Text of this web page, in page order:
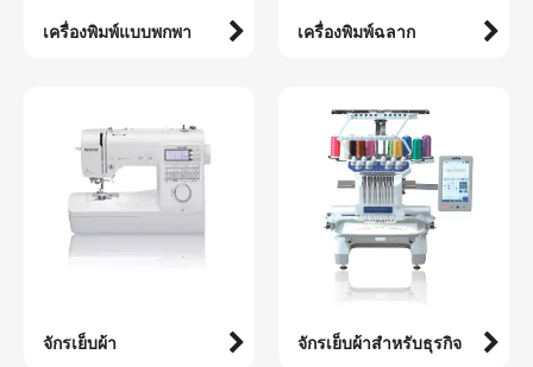
เครื่องพิมพ์แบบพกพา เครื่องพิมพ์ฉลาก
จักรเย็บผ้า จักรเย็บผ้าสำหรับธุรกิจ